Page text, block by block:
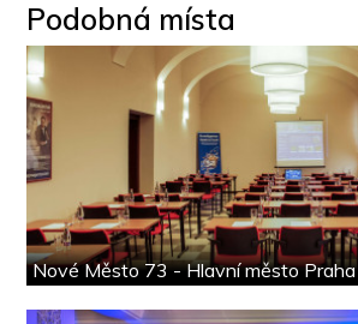
Podobná místa
Nové Město 73 - Hlavní město Praha